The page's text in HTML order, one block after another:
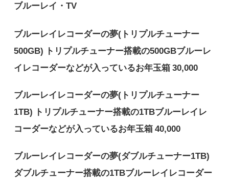
ブルーレイ・TV
ブルーレイレコーダーの夢(トリプルチューナー
500GB) トリプルチューナー搭載の500GBブルーレ
イレコーダーなどが入っているお年玉箱 30,000
ブルーレイレコーダーの夢(トリプルチューナー
1TB) トリプルチューナー搭載の1TBブルーレイレ
コーダーなどが入っているお年玉箱 40,000
ブルーレイレコーダーの夢(ダブルチューナー1TB)
ダブルチューナー搭載の1TBブルーレイレコーダー